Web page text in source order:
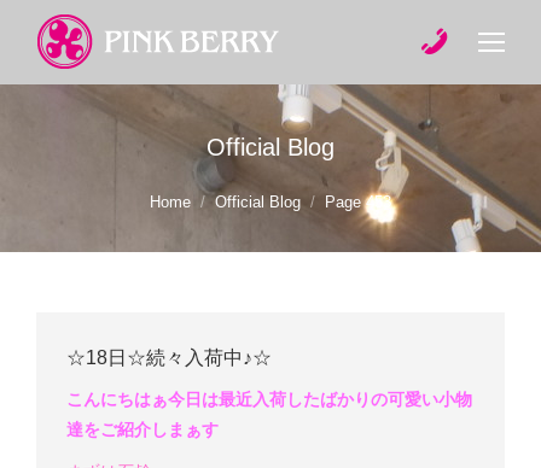
Official Blog
Home Official Blog Page 453
☆18日☆続々入荷中♪☆
こんにちはぁ今日は最近入荷したばかりの可愛い小物
達をご紹介しまぁす